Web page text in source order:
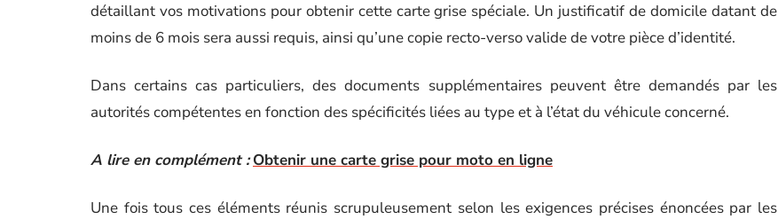
détaillant vos motivations pour obtenir cette carte grise spéciale. Un justificatif de domicile datant de
moins de 6 mois sera aussi requis, ainsi qu’une copie recto-verso valide de votre pièce d’identité.
Dans certains cas particuliers, des documents supplémentaires peuvent être demandés par les
autorités compétentes en fonction des spécificités liées au type et à l’état du véhicule concerné.
A lire en complément : Obtenir une carte grise pour moto en ligne
Une fois tous ces éléments réunis scrupuleusement selon les exigences précises énoncées par les